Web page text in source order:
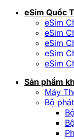
eSim Quốc
eSim
eSim
eSim
eSim
eSim
Sản phẩm
Máy
Bộ